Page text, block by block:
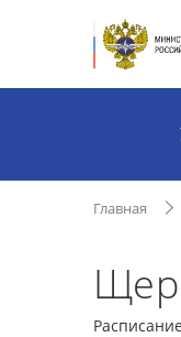
Главная
Расписание